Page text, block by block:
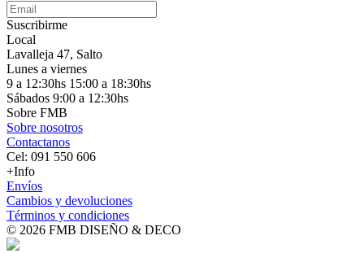
Suscribirme
Local
Lavalleja 47, Salto
Lunes a viernes
9 a 12:30hs 15:00 a 18:30hs
Sábados 9:00 a 12:30hs
Sobre FMB
Sobre nosotros
Contactanos
Cel: 091 550 606
+Info
Envíos
Cambios y devoluciones
Términos y condiciones
© 2026 FMB DISEÑO & DECO